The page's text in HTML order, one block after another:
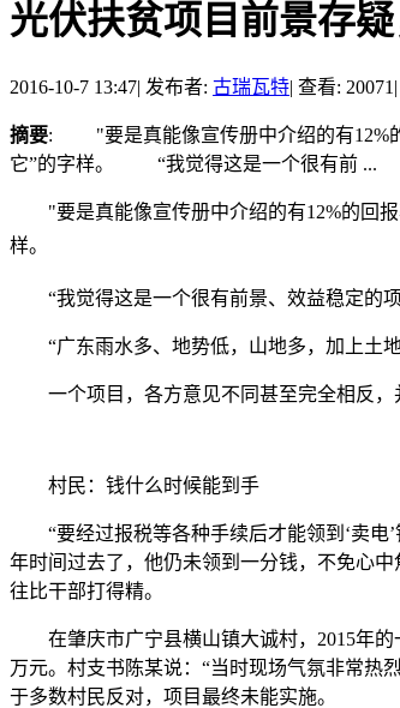
光伏扶贫项目前景存
2016-10-7 13:47| 发布者: 古瑞瓦特| 查看: 20071 |
摘要: "要是真能像宣传册中介绍的有12%的
它”的字样。 “我觉得这是一个很有前 ...
"要是真能像宣传册中介绍的有12%的回报
样。
“我觉得这是一个很有前景、效益稳定的项
“广东雨水多、地势低，山地多，加上土地
一个项目，各方意见不同甚至完全相反，
村民：钱什么时候能到手
“要经过报税等各种手续后才能领到‘卖电’
年时间过去了，他仍未领到一分钱，不免心
往比干部打得精。
在肇庆市广宁县横山镇大诚村，2015年的
万元。村支书陈某说：“当时现场气氛非常热
于多数村民反对，项目最终未能实施。